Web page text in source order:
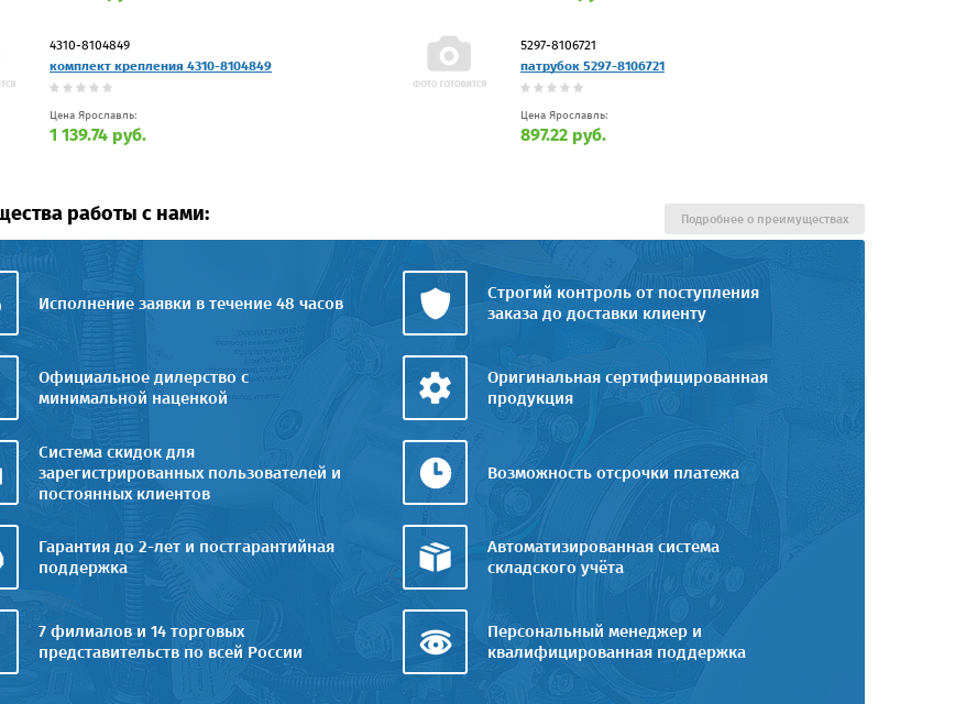
4310-8104849
комплект крепления 4310-8104849
Цена Ярославль:
1 139.74 руб.
5297-8106721
патрубок 5297-8106721
Цена Ярославль:
897.22 руб.
работы с нами:
Исполнение заявки в течение 48 часов
Строгий контроль от поступления
заказа до доставки клиенту
Официальное дилерство с
минимальной наценкой
Оригинальная сертифицированная
продукция
Система скидок для
зарегистрированных пользователей и
постоянных клиентов
Возможность отсрочки платежа
Гарантия до 2-лет и постгарантийная
поддержка
Автоматизированная система
складского учёта
7 филиалов и 14 торговых
представительств по всей России
Персональный менеджер и
квалифицированная поддержка
Подробнее о преимуществах